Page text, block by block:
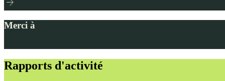
Merci à
Rapports d'activité